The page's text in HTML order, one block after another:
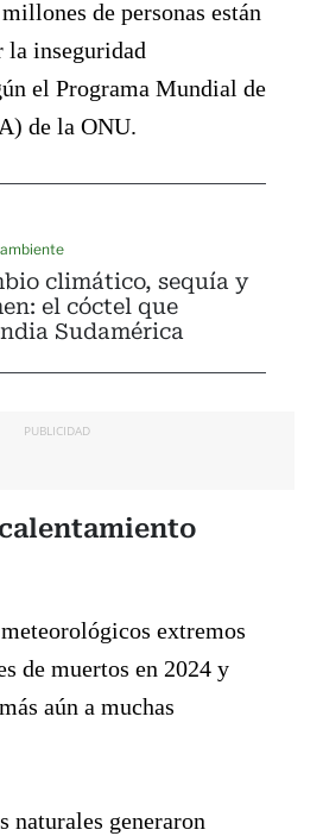
de personas están
la inseguridad
el Programa Mundial de
de la ONU.
climático, sequía y
el cóctel que
Sudamérica
PUBLICIDAD
extremos
de muertos en 2024 y
aún a muchas
naturales generaron